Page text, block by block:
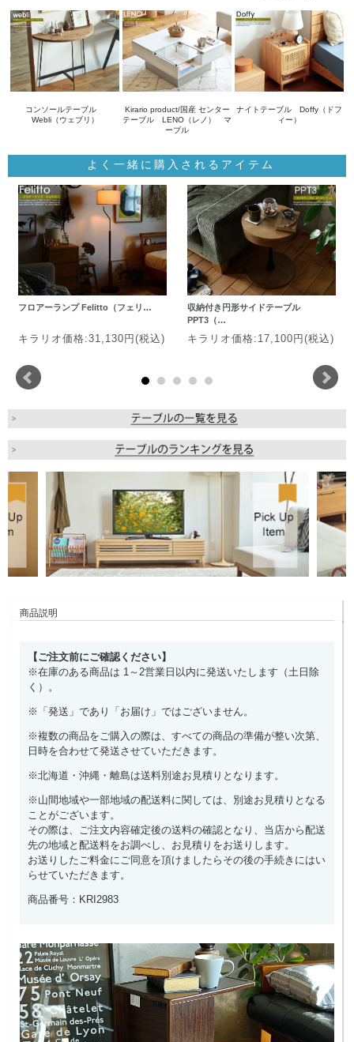
コンソールテーブル
Webli（ウェブリ）
Kirario product/国産 センター
テーブル LENO（レノ） マ
ーブル
ナイトテーブル Doffy（ドフ
ィー）
よく一緒に購入されるアイテム
フロアーランプ Felitto（フェリ…
キラリオ価格:31,130円(税込)
収納付き円形サイドテーブル
PPT3（…
キラリオ価格:17,100円(税込)
商品説明
【ご注文前にご確認ください】
※在庫のある商品は 1～2営業日以内に発送いたします（土日除
く）。
※「発送」であり「お届け」ではございません。
※複数の商品をご購入の際は、すべての商品の準備が整い次第、
日時を合わせて発送させていただきます。
※北海道・沖縄・離島は送料別途お見積りとなります。
※山間地域や一部地域の配送料に関しては、別途お見積りとなる
ことがございます。
その際は、ご注文内容確定後の送料の確認となり、当店から配送
先の地域と配送料をお調べし、お見積りをお送りします。
お送りしたご料金にご同意を頂けましたらその後の手続きにはい
らせていただきます。
商品番号：KRI2983